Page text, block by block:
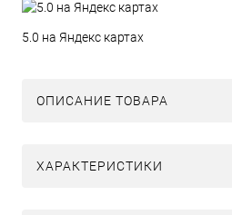
5.0 на Яндекс картах
ОПИСАНИЕ ТОВАРА
ХАРАКТЕРИСТИКИ